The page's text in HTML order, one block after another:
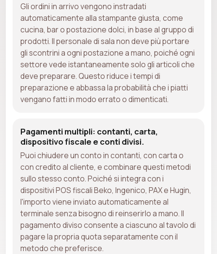
Gli ordini in arrivo vengono instradati
automaticamente alla stampante giusta, come
cucina, bar o postazione dolci, in base al gruppo di
prodotti. Il personale di sala non deve più portare
gli scontrini a ogni postazione a mano, poiché ogni
settore vede istantaneamente solo gli articoli che
deve preparare. Questo riduce i tempi di
preparazione e abbassa la probabilità che i piatti
vengano fatti in modo errato o dimenticati.
Pagamenti multipli: contanti, carta,
dispositivo fiscale e conti divisi.
Puoi chiudere un conto in contanti, con carta o
con credito al cliente, e combinare questi metodi
sullo stesso conto. Poiché si integra con i
dispositivi POS fiscali Beko, Ingenico, PAX e Hugin,
l'importo viene inviato automaticamente al
terminale senza bisogno di reinserirlo a mano. Il
pagamento diviso consente a ciascuno al tavolo di
pagare la propria quota separatamente con il
metodo che preferisce.